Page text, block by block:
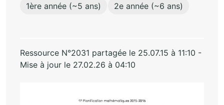
1ère année (~5 ans) 2e année (~6 ans)
Ressource N°2031 partagée le 25.07.15 à 11:10 -
Mise à jour le 27.02.26 à 04:10